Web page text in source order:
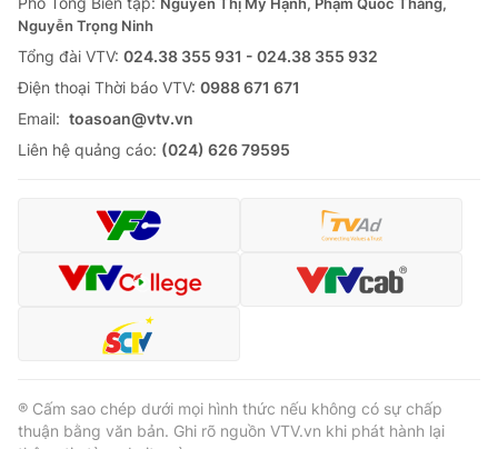
Thị trường
Tư vấn
Lịch phát sóng
Chuyên mục khác
Emagazine Podcast
Video Shorts video
VTV Money
VTV Sức khoẻ Bất động sản
Nguyễn Trọng Ninh
Tổng đài VTV: 024.38 355 931 - 024.38 355 932
Ðiện thoại Thời báo VTV: 0988 671 671
Email: toasoan@vtv.vn
Liên hệ quảng cáo: (024) 626 79595
® Cấm sao chép dưới mọi hình thức nếu không có sự chấp
thuận bằng văn bản. Ghi rõ nguồn VTV.vn khi phát hành lại